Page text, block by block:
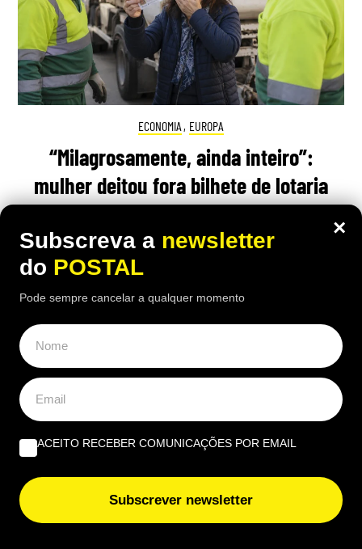
ECONOMIA , EUROPA
“Milagrosamente, ainda inteiro”:
mulher deitou fora bilhete de lotaria
premiado com um milhão de euros mas
recuperou-o do camião do lixo
12:10 6 Agosto, 2026
Um aviso levou a mulher italiana a pensar que não
tinha sido premiada. Quando descobriu o erro, o
bilhete já seguia entre toneladas de lixo
×
Subscreva a newsletter
do POSTAL
Pode sempre cancelar a qualquer momento
ACEITO RECEBER COMUNICAÇÕES POR EMAIL
Subscrever newsletter